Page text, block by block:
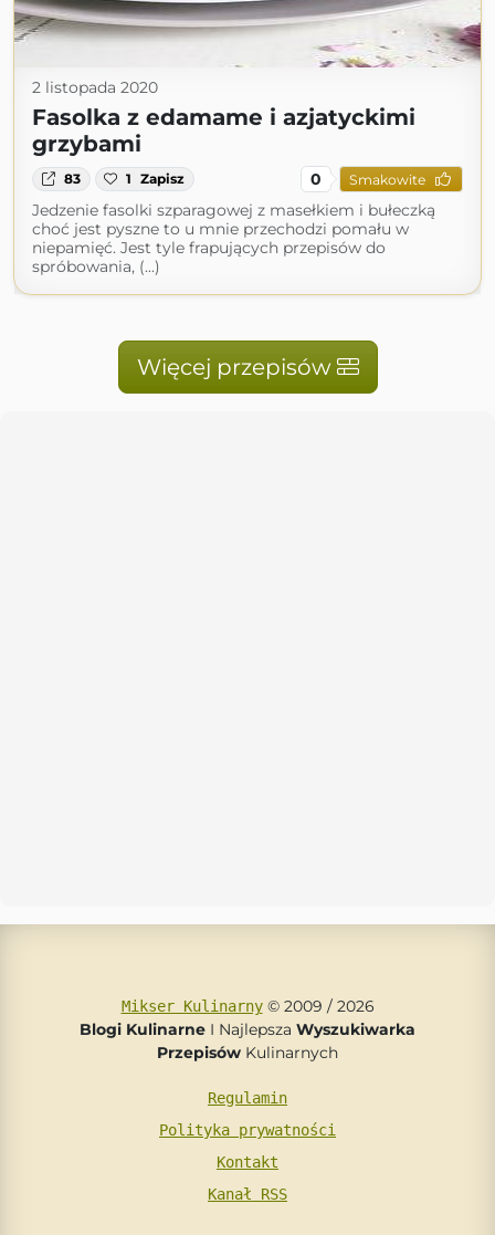
2 listopada 2020
Fasolka z edamame i azjatyckimi
grzybami
83 1 Zapisz 0 Smakowite
Jedzenie fasolki szparagowej z masełkiem i bułeczką
choć jest pyszne to u mnie przechodzi pomału w
niepamięć. Jest tyle frapujących przepisów do
spróbowania, (...)
Więcej przepisów
Mikser Kulinarny© 2009 / 2026
Blogi Kulinarne I Najlepsza Wyszukiwarka
Przepisów Kulinarnych
Regulamin
Polityka prywatności
Kontakt
Kanał RSS